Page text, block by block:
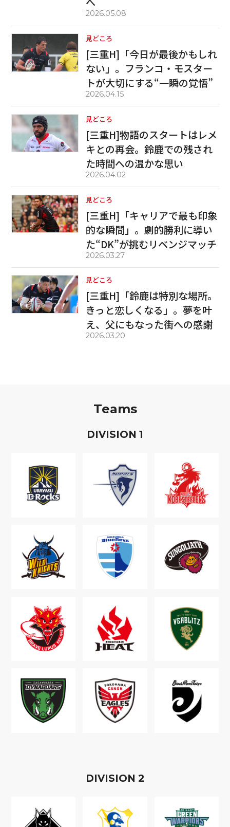
2026.05.08
見どころ
[三重H]「今日が最後かもしれ
ない」。フランコ・モスター
トが大切にする“一瞬の覚悟”
2026.04.15
見どころ
[三重H]物語のスタートはレメ
キとの再会。鈴鹿での残され
た時間への温かな思い
2026.04.02
見どころ
[三重H]「キャリアで最も印象
的な瞬間」。劇的勝利に導い
た“DK”が挑むリベンジマッチ
2026.03.27
見どころ
[三重H]「鈴鹿は特別な場所。
きっと恋しくなる」。夢を叶
え、父にもなった街への感謝
2026.03.20
Teams
DIVISION 1
DIVISION 2